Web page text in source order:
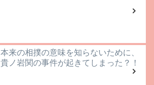
本来の相撲の意味を知らないために、
貴ノ岩関の事件が起きてしまった？！